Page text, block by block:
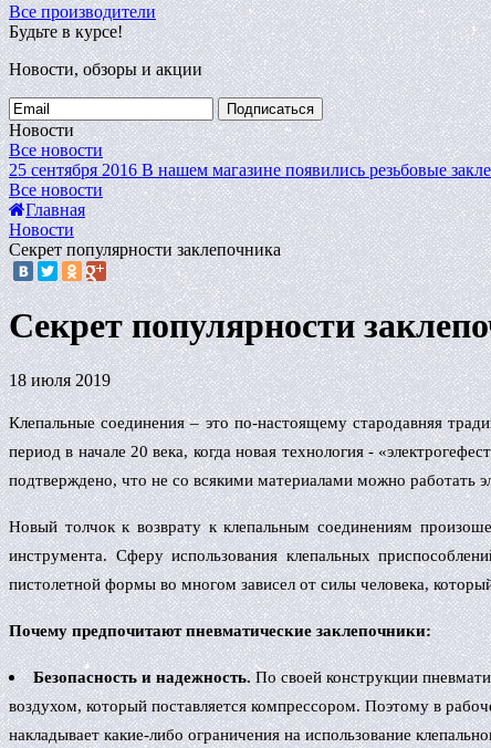
Все производители
Будьте в курсе!
Новости, обзоры и акции
Подписаться
Новости
Все новости
25 сентября 2016 В нашем магазине появились резьбовые
Все новости
Главная
Новости
Секрет популярности заклепочника
Секрет популярности
18 июля 2019
Клепальные соединения – это по-настоящему стародавняя
период в начале 20 века, когда новая технология -
подтверждено, что не со всякими материалами можно работать
Новый толчок к возврату к клепальным соединениям
инструмента. Сферу использования клепальных
пистолетной формы во многом зависел от силы человека,
Почему предпочитают пневматические заклепочники:
Безопасность и надежность.По своей конструкции
воздухом, который поставляется компрессором. Поэтому в
накладывает какие-либо ограничения на использование